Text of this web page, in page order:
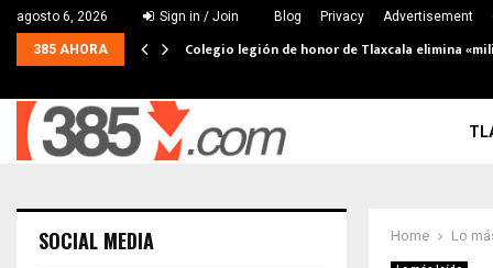
agosto 6, 2026 Sign in / Join Blog Privacy Advertisement
385 AHORA Colegio legión de honor de Tlaxcala elimina
Home Lo
SOCIAL MEDIA